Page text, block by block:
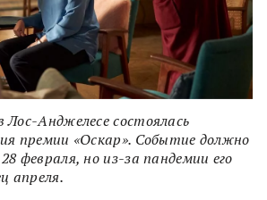
Анджелесе состоялась
премии «Оскар». Событие должно
февраля, но из-за пандемии его
апреля.